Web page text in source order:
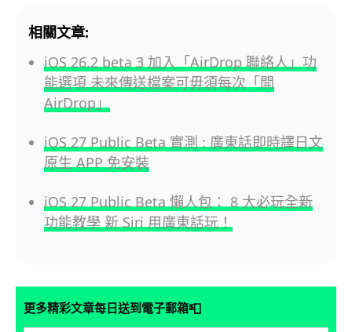
相關文章:
iOS 26.2 beta 3 加入「AirDrop 聯絡人」功
能選項 未來傳送檔案可毋須每次「開
AirDrop」
iOS 27 Public Beta 實測 : 廣東話即時譯日文
原生 APP 免安裝
iOS 27 Public Beta 懶人包： 8 大必玩全新
功能教學 新 Siri 用廣東話玩！
更多精彩文章每日送到電子郵箱📮